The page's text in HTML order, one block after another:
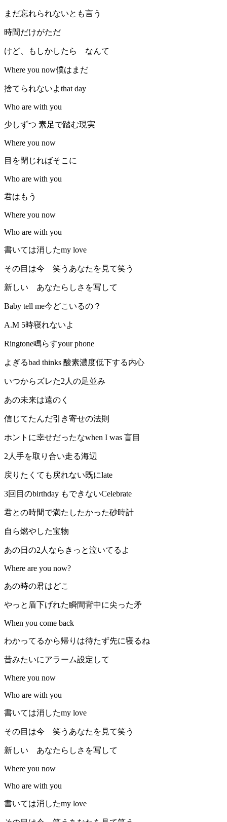
まだ忘れられないとも言う
時間だけがただ
けど、もしかしたら なんて
Where you now僕はまだ
捨てられないよthat day
Who are with you
少しずつ 素足で踏む現実
Where you now
目を閉じればそこに
Who are with you
君はもう
Where you now
Who are with you
書いては消したmy love
その目は今 笑うあなたを見て笑う
新しい あなたらしさを写して
Baby tell me今どこいるの？
A.M 5時寝れないよ
Ringtone鳴らすyour phone
よぎるbad thinks 酸素濃度低下する内心
いつからズレた2人の足並み
あの未来は遠のく
信じてたんだ引き寄せの法則
ホントに幸せだったなwhen I was 盲目
2人手を取り合い走る海辺
戻りたくても戻れない既にlate
3回目のbirthday もできないCelebrate
君との時間で満たしたかった砂時計
自ら燃やした宝物
あの日の2人ならきっと泣いてるよ
Where are you now?
あの時の君はどこ
やっと盾下げれた瞬間背中に尖った矛
When you come back
わかってるから帰りは待たず先に寝るね
昔みたいにアラーム設定して
Where you now
Who are with you
書いては消したmy love
その目は今 笑うあなたを見て笑う
新しい あなたらしさを写して
Where you now
Who are with you
書いては消したmy love